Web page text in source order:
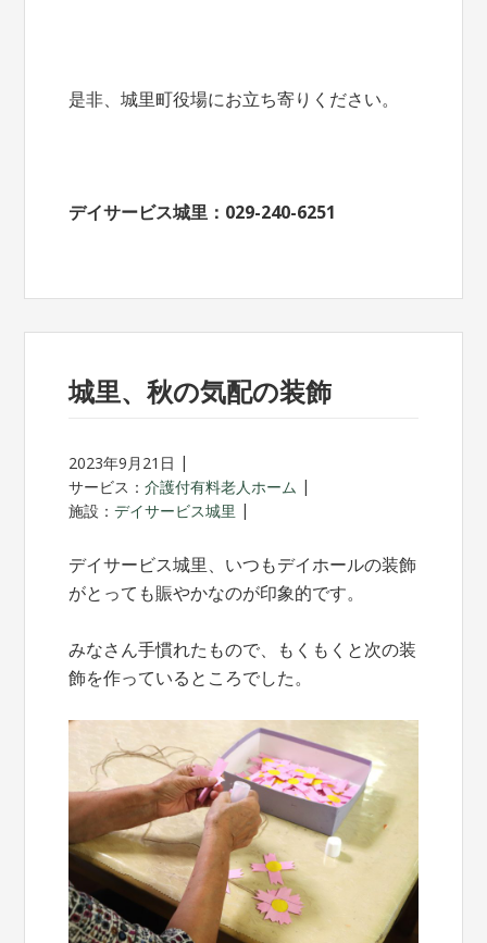
是非、城里町役場にお立ち寄りください。
デイサービス城里：029-240-6251
城里、秋の気配の装飾
2023年9月21日
サービス：介護付有料老人ホーム
施設：デイサービス城里
デイサービス城里、いつもデイホールの装飾
がとっても賑やかなのが印象的です。
みなさん手慣れたもので、もくもくと次の装
飾を作っているところでした。